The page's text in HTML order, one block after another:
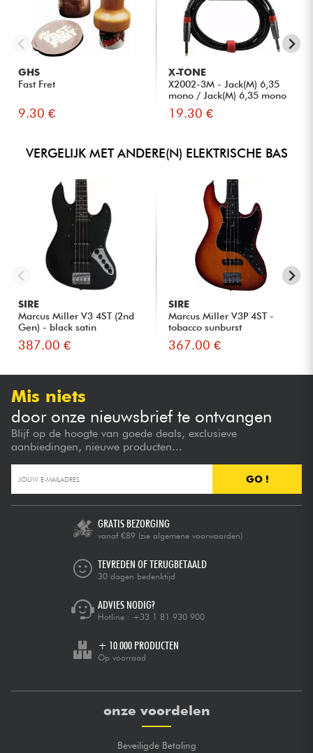
GHS
Fast Fret
9.30 €
X-TONE
X2002-3M - Jack(M) 6,35
mono / Jack(M) 6,35 mono
S...
19.30 €
VERGELIJK MET ANDERE(N) ELEKTRISCHE BAS
SIRE
Marcus Miller V3 4ST (2nd
Gen) - black satin
387.00 €
SIRE
Marcus Miller V3P 4ST -
tobacco sunburst
367.00 €
Mis niets
door onze nieuwsbrief te ontvangen
Blijf op de hoogte van goede deals, exclusieve
aanbiedingen, nieuwe producten...
GO !
GRATIS BEZORGING
vanaf €89 (zie algemene voorwaarden)
TEVREDEN OF TERUGBETAALD
30 dagen bedenktijd
ADVIES NODIG?
Hotline : +33 1 81 930 900
+ 10.000 PRODUCTEN
Op voorraad
onze voordelen
Beveiligde Betaling